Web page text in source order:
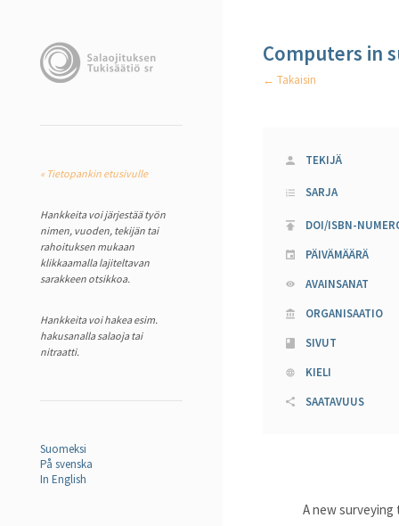
« Tietopankin etusivulle
Hankkeita voi järjestää työn
nimen, vuoden, tekijän tai
rahoituksen mukaan
klikkaamalla lajiteltavan
sarakkeen otsikkoa.
Hankkeita voi hakea esim.
hakusanalla salaoja tai
nitraatti.
Suomeksi
På svenska
In English
Computers in
← Takaisin
TEKIJÄ
SARJA
DOI/ISBN-
PÄIVÄMÄÄRÄ
AVAINSANAT
ORGANISAATIO
SIVUT
KIELI
SAATAVUUS
A new